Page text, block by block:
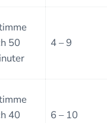
50
4 – 9
40
6 – 10